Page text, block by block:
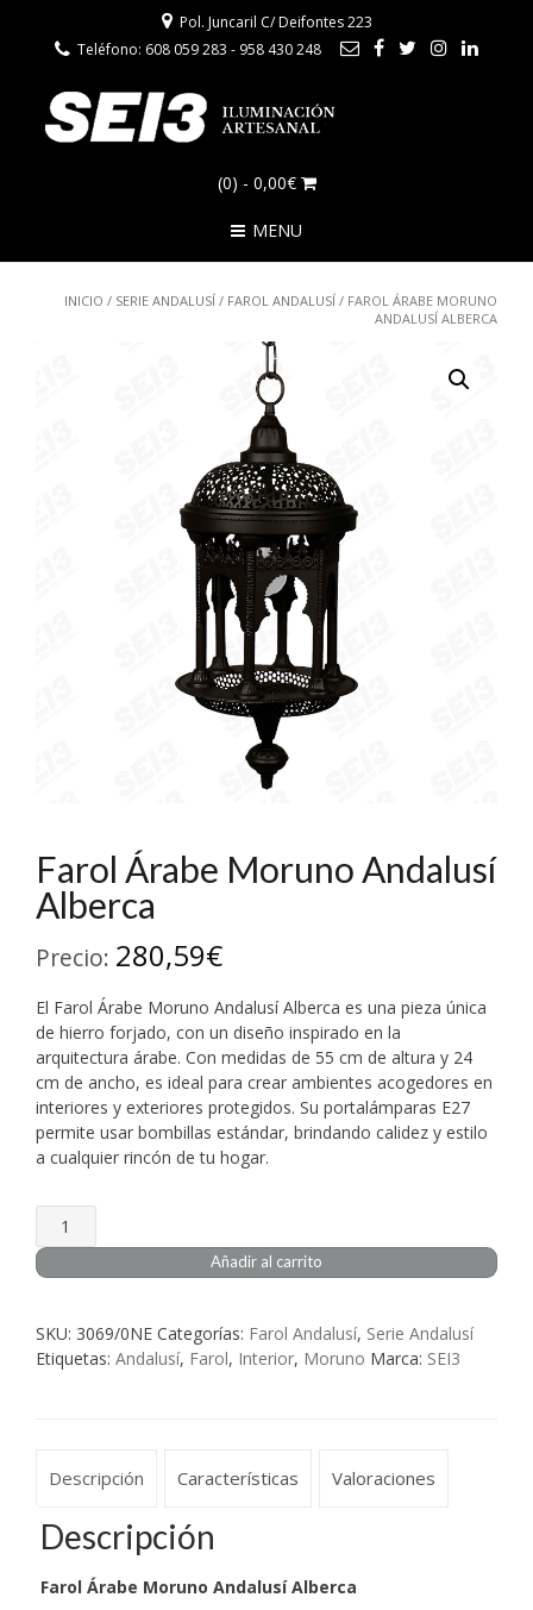
Pol. Juncaril C/ Deifontes 223
Teléfono: 608 059 283 - 958 430 248
(0) - 0,00€
MENU
INICIO / SERIE ANDALUSÍ / FAROL ANDALUSÍ / FAROL ÁRABE MORUNO
ANDALUSÍ ALBERCA
Farol Árabe Moruno Andalusí
Alberca
Precio: 280,59€
El Farol Árabe Moruno Andalusí Alberca es una pieza única
de hierro forjado, con un diseño inspirado en la
arquitectura árabe. Con medidas de 55 cm de altura y 24
cm de ancho, es ideal para crear ambientes acogedores en
interiores y exteriores protegidos. Su portalámparas E27
permite usar bombillas estándar, brindando calidez y estilo
a cualquier rincón de tu hogar.
Farol
Árabe
Moruno
cantidad
Añadir al carrito
SKU: 3069/0NE Categorías: Farol Andalusí, Serie Andalusí
Etiquetas: Andalusí, Farol, Interior, Moruno Marca: SEI3
Descripción Características Valoraciones
Descripción
Farol Árabe Moruno Andalusí Alberca